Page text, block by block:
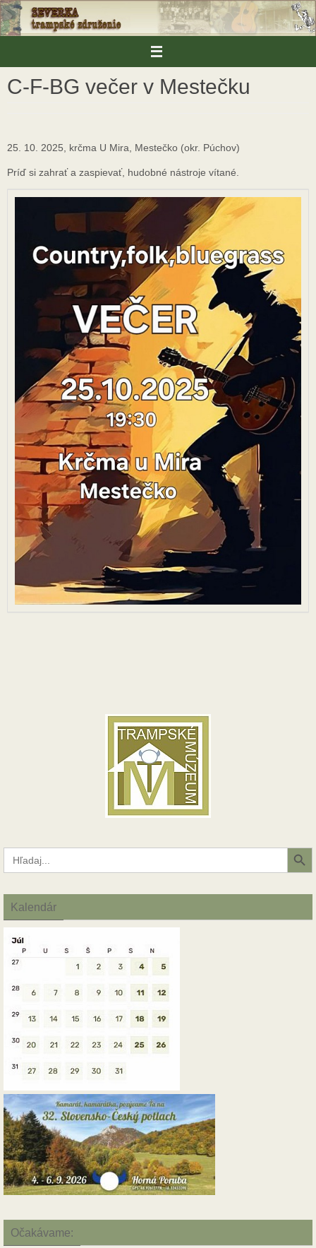
Skip
to
content
C-F-BG večer v Mestečku
25. 10. 2025, krčma U Mira, Mestečko (okr. Púchov)
Príď si zahrať a zaspievať, hudobné nástroje vítané.
Search
for:
Search Button
Kalendár
Očakávame: